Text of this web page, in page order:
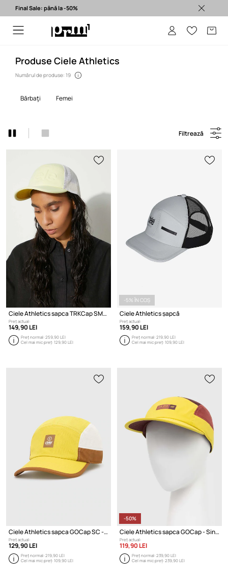
Final Sale: până la -50%
Produse Ciele Athletics
Numărul de produse: 19
bărbaţi femei
Filtrează
Ciele Athletics sapca TRKCap SMT SC - GRP - Vented - Century
Preț actual:
149,90 LEI
Preț normal:259,90 LEI
Cel mai mic preț:129,90 LEI
-5% ÎN COȘ
Ciele Athletics șapcă
Preț actual:
159,90 LEI
Preț normal:219,90 LEI
Cel mai mic preț:109,90 LEI
Ciele Athletics sapca GOCap SC - C Plus Box
Preț actual:
129,90 LEI
Preț normal:219,90 LEI
Cel mai mic preț:109,90 LEI
-50%
Ciele Athletics sapca GOCap - Since
Preț actual:
119,90 LEI
Preț normal:239,90 LEI
Cel mai mic preț:239,90 LEI